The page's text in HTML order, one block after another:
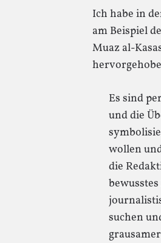
Ich habe in
am Beispiel
Muaz al-
Es sind
und die
wollen
die
suchen